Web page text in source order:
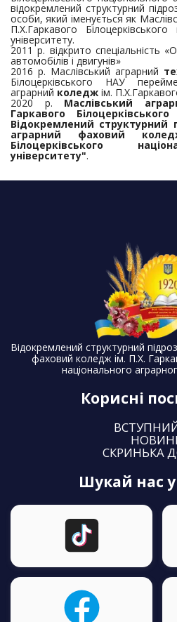
відокремлений структурний
особи, який іменується як
П.Х.Гаркавого
університету.
2011 р. відкрито спеціальність
автомобілів і двигунів»
2016 р. Маслівський аграрний
Білоцерківського НАУ
аграрний коледж ім.
2020 р. Маслівський
Гаркавого
Відокремлений структурний
аграрний фаховий
Білоцерківського
університету".
Відокремлений структурний
фаховий коледж ім. П.Х.
національного
Корисні
СКРИНЬКА
шукай нас